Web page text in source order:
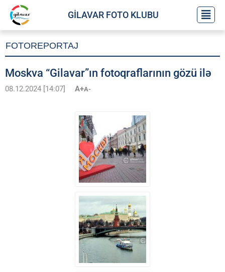
GİLAVAR FOTO KLUBU
FOTOREPORTAJ
Moskva “Gilavar”ın fotoqraflarının gözü ilə
08.12.2024 [14:07] A+A-